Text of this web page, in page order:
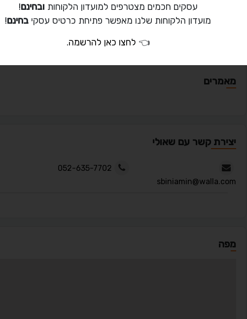
פורטפוליו
מאמרים
יצירת קשר עם שאולי
sbiniamin@walla.com
052-635-7702
מפה
עסקים חכמים מצטרפים למועדון הלקוחות ובחינם!
מועדון הלקוחות שלנו מאפשר פתיחת כרטיס עסקי בחינם!
👈 לחצו כאן להרשמה.